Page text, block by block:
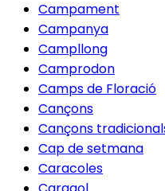
Campament
Campanya
Campllong
Camprodon
Camps de Floració
Cançons
Cançons
Cap de setmana
Caracoles